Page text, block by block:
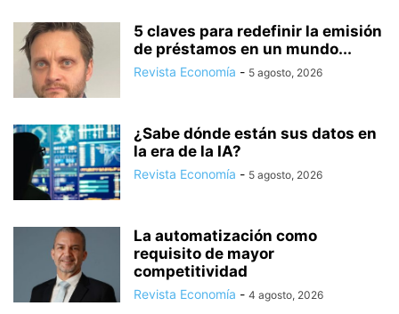
5 claves para redefinir la emisión
de préstamos en un mundo...
Revista Economía - 5 agosto, 2026
¿Sabe dónde están sus datos en
la era de la IA?
Revista Economía - 5 agosto, 2026
La automatización como
requisito de mayor
competitividad
Revista Economía - 4 agosto, 2026